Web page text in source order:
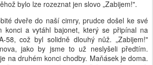
bylo lze rozeznat jen slovo „Zabijem!".
dveře do naší cimry, prudce došel ke své
konci a vytáhl bajonet, který se připínal na
58, což byl solidně dlouhý nůž. „Zabijem!"
jako by jsme to už neslyšeli předtím.
na druhém konci chodby. Maňásek je doma.